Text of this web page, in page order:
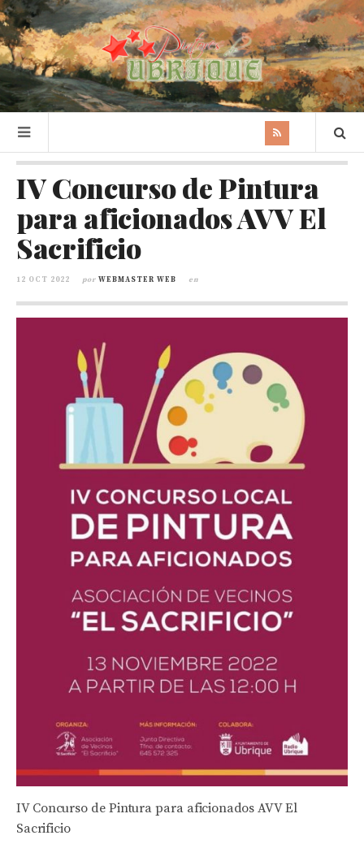
IV Concurso de Pintura
para aficionados AVV El
Sacrificio
12 OCT 2022 por WEBMASTER WEB en
IV Concurso de Pintura para aficionados AVV El
Sacrificio